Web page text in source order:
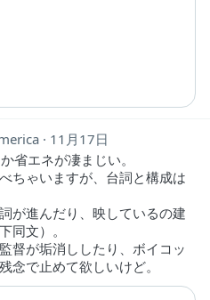
11月17日
エネが凄まじい。
ちゃいますが、台詞と構成は
が進んだり、映しているの建
同文）。
督が垢消ししたり、ボイコッ
念で止めて欲しいけど。